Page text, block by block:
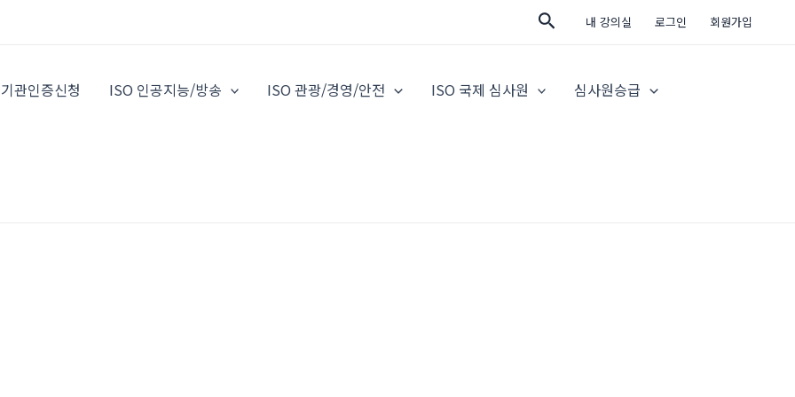
검
내 강의실 로그인 회원가입
관인증신청 ISO 인공지능/방송 ISO 관광/경영/안전 ISO 국제 심사원 심사원승급